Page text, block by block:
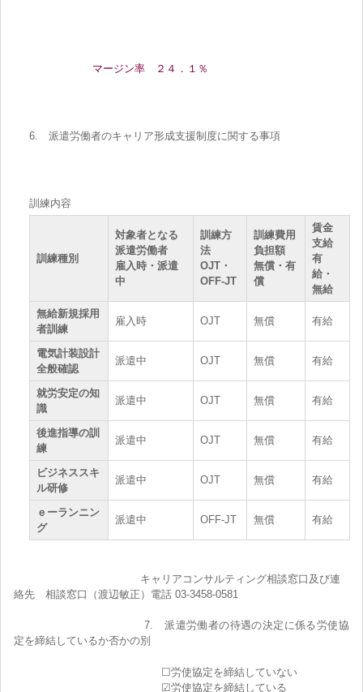
マージン率 ２４．１％
6. 派遣労働者のキャリア形成支援制度に関する事項
訓練内容
訓練種別
対象者となる
派遣労働者
雇入時・派遣
中
訓練方
法
OJT・
OFF-JT
訓練費用
負担額
無償・有
償
賃金
支給
有
給・
無給
無給新規採用
者訓練
雇入時 OJT 無償 有給
電気計装設計
全般確認
派遣中 OJT 無償 有給
就労安定の知
識
派遣中 OJT 無償 有給
後進指導の訓
練
派遣中 OJT 無償 有給
ビジネススキ
ル研修
派遣中 OJT 無償 有給
ｅーランニン
グ
派遣中 OFF-JT 無償 有給
キャリアコンサルティング相談窓口及び連
絡先 相談窓口（渡辺敏正）電話 03-3458-0581
7. 派遣労働者の待遇の決定に係る労使協
定を締結しているか否かの別
☐労使協定を締結していない
☑労使協定を締結している